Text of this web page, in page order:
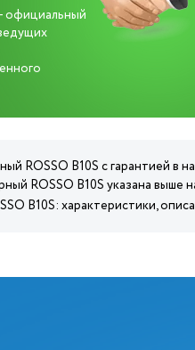
официальный
ROSSO B10S с гарантией в
ROSSO B10S указана выше
B10S: характеристики,